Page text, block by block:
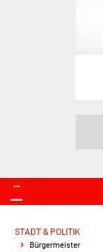
STADT & POLITIK
Bürgermeister